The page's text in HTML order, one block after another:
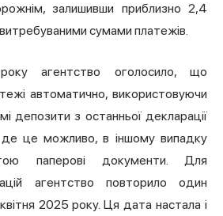
залишивши приблизно 2,4
сумами платежів.
агентство оголосило, що
автоматично, використовуючи
депозити з останньої декларації
це можливо, в іншому випадку
паперові документи. Для
агентство повторило один
2025 року. Ця дата настала і